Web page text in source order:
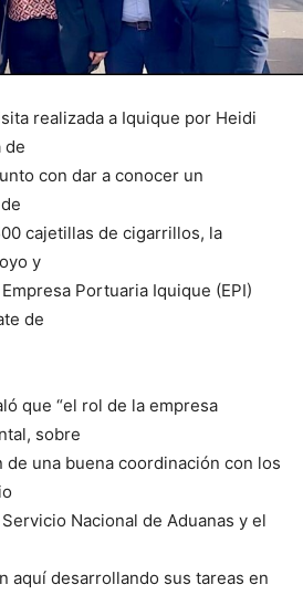
realizada a Iquique por Heidi
de
con dar a conocer un
cajetillas de cigarrillos, la
y
Portuaria Iquique (EPI)
de
que “el rol de la empresa
sobre
una buena coordinación con los
Nacional de Aduanas y el
aquí desarrollando sus tareas en